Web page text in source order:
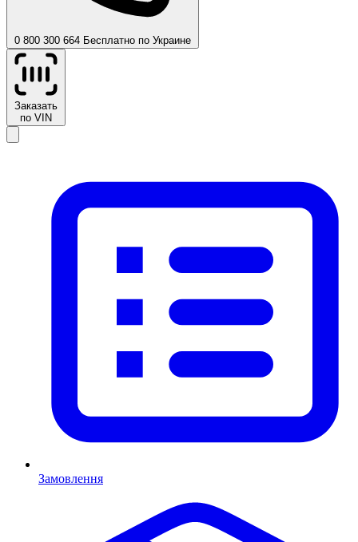
0 800 300 664 Бесплатно по Украине
Заказать
по VIN
Замовлення